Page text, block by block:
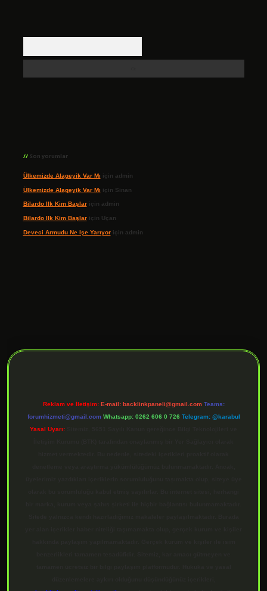
Son yorumlar
Ülkemizde Alageyik Var Mı için admin
Ülkemizde Alageyik Var Mı için Sinan
Bilardo Ilk Kim Başlariçin admin
Bilardo Ilk Kim Başlariçin Uçan
Deveci Armudu Ne Işe Yarıyoriçin admin
Reklam ve İletişim: E-mail: backlinkpaneli@gmail.com Teams:
forumhizmeti@gmail.com Whatsapp: 0262 606 0 726 Telegram: @karabul
Yasal Uyarı: